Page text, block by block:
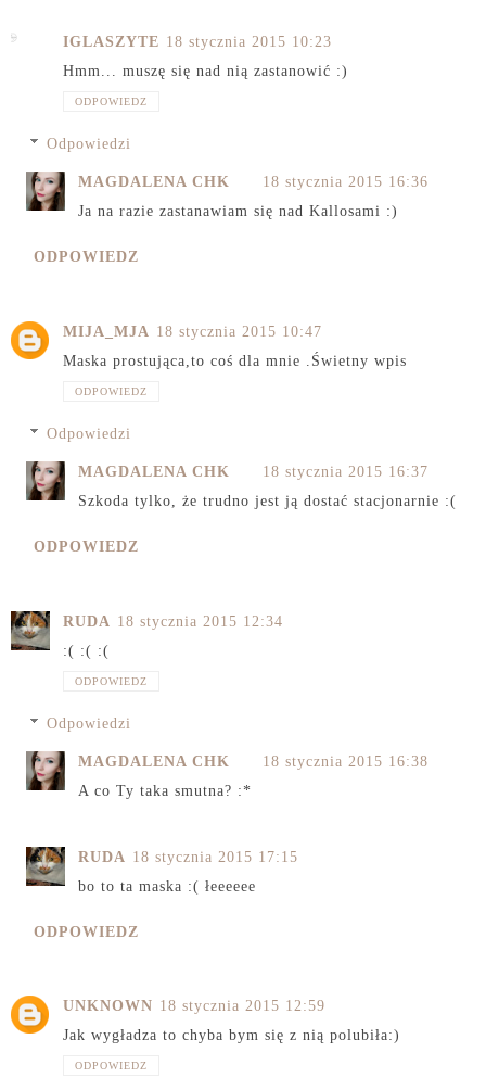
IGLASZYTE 18 stycznia 2015 10:23
Hmm... muszę się nad nią zastanowić :)
ODPOWIEDZ
Odpowiedzi
MAGDALENA CHK
18 stycznia 2015 16:36
Ja na razie zastanawiam się nad Kallosami :)
ODPOWIEDZ
MIJA_MJA 18 stycznia 2015 10:47
Maska prostująca,to coś dla mnie .Świetny wpis
ODPOWIEDZ
Odpowiedzi
MAGDALENA CHK
18 stycznia 2015 16:37
Szkoda tylko, że trudno jest ją dostać stacjonarnie :(
ODPOWIEDZ
RUDA 18 stycznia 2015 12:34
:( :( :(
ODPOWIEDZ
Odpowiedzi
MAGDALENA CHK
18 stycznia 2015 16:38
A co Ty taka smutna? :*
RUDA 18 stycznia 2015 17:15
bo to ta maska :( łeeeeee
ODPOWIEDZ
UNKNOWN 18 stycznia 2015 12:59
Jak wygładza to chyba bym się z nią polubiła:)
ODPOWIEDZ